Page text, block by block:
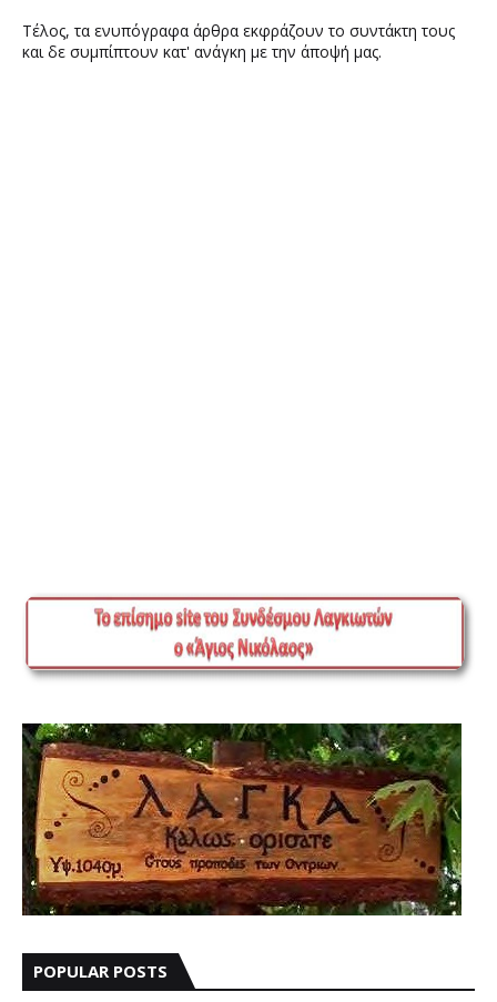
Τέλος, τα ενυπόγραφα άρθρα εκφράζουν το συντάκτη τους
και δε συμπίπτουν κατ' ανάγκη με την άποψή μας.
POPULAR POSTS